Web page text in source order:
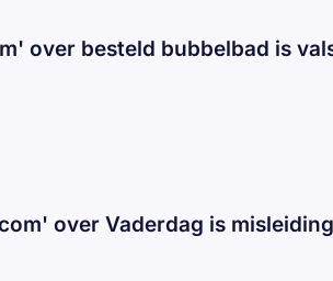
over besteld bubbelbad is
over Vaderdag is misleiding